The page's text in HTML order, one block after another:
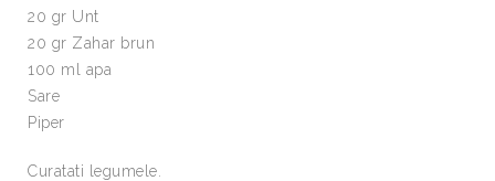
20 gr Unt
20 gr Zahar brun
100 ml apa
Sare
Piper
Curatati legumele.